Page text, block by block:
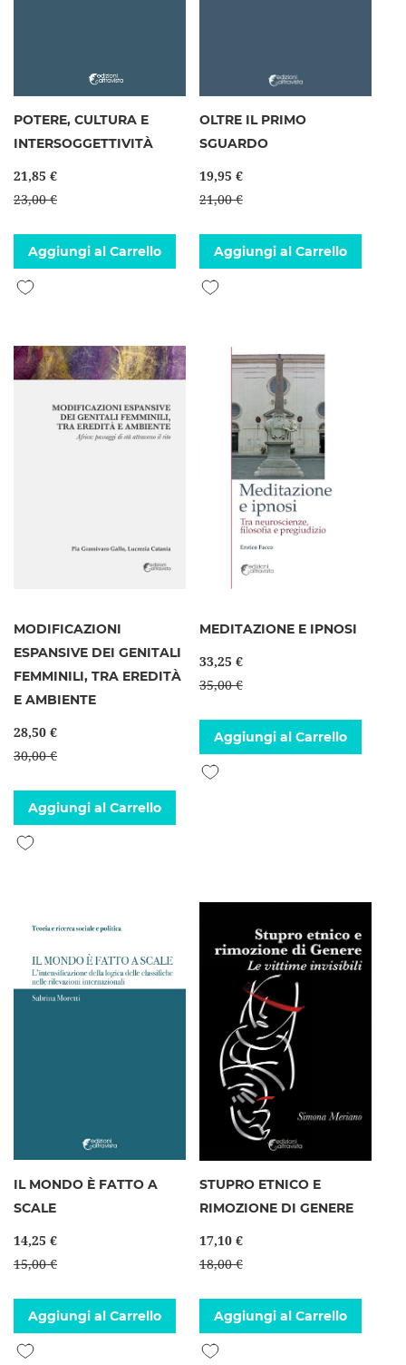
POTERE, CULTURA E
INTERSOGGETTIVITÀ
21,85 €
23,00 €
Aggiungi al Carrello
Aggiungi alla lista desideri
OLTRE IL PRIMO
SGUARDO
19,95 €
21,00 €
Aggiungi al Carrello
Aggiungi alla lista desideri
MODIFICAZIONI
ESPANSIVE DEI GENITALI
FEMMINILI, TRA EREDITÀ
E AMBIENTE
28,50 €
30,00 €
Aggiungi al Carrello
Aggiungi alla lista desideri
MEDITAZIONE E IPNOSI
33,25 €
35,00 €
Aggiungi al Carrello
Aggiungi alla lista desideri
IL MONDO È FATTO A
SCALE
14,25 €
15,00 €
Aggiungi al Carrello
Aggiungi alla lista desideri
STUPRO ETNICO E
RIMOZIONE DI GENERE
17,10 €
18,00 €
Aggiungi al Carrello
Aggiungi alla lista desideri